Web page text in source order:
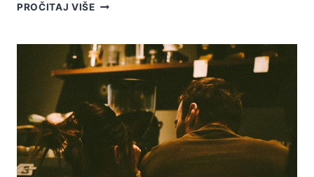
PROČITAJ VIŠEKAKO
HOOK
UP
S
DEČKOM:
35
SAVJETA
POGRIJEŠIŠ